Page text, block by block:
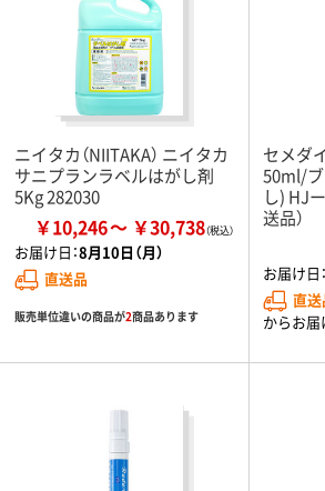
ニイタカ（NIITAKA） ニイタカ
サニプランラベルはがし剤
5Kg 282030
￥10,246 ￥30,738
お届け日：8月10日（月）
直送品
販売単位違いの商品が2商品あります
セメダ
50ml/
し) HJ
送品）
お届け日：
直送
からお届